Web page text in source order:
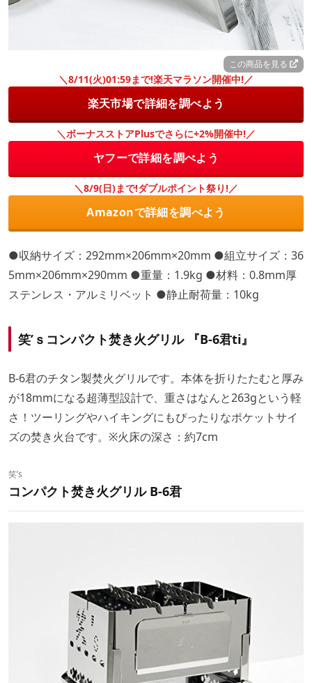
この商品を見る
＼8/11(火)01:59まで!楽天マラソン開催中!／
楽天市場で詳細を調べよう
＼ボーナスストアPlusでさらに+2%開催中!／
ヤフーで詳細を調べよう
＼8/9(日)まで!ダブルポイント祭り!／
Amazonで詳細を調べよう
●収納サイズ：292mm×206mm×20mm ●組立サイズ：36
5mm×206mm×290mm ●重量：1.9kg ●材料：0.8mm厚
ステンレス・アルミリベット ●静止耐荷量：10kg
笑’ｓコンパクト焚き火グリル 『B-6君ti』
B-6君のチタン製焚火グリルです。本体を折りたたむと厚み
が18mmになる超薄型設計で、重さはなんと263gという軽
さ！ツーリングやハイキングにもぴったりなポケットサイ
ズの焚き火台です。※火床の深さ：約7cm
笑’s
コンパクト焚き火グリル B-6君